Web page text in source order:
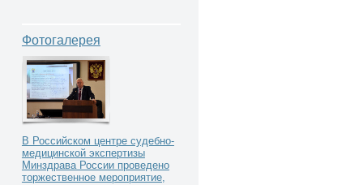
Фотогалерея
В Российском центре судебно-
медицинской экспертизы
Минздрава России проведено
торжественное мероприятие,